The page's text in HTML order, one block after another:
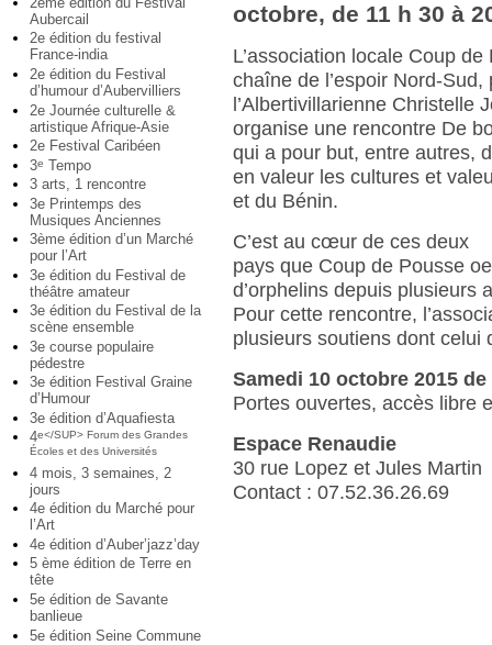
Aubercail
2e édition du festival
France-india
2e édition du Festival
d’humour d’Aubervilliers
2e Journée culturelle &
artistique Afrique-Asie
2e Festival Caribéen
3e Tempo
3 arts, 1 rencontre
3e Printemps des
Musiques Anciennes
3ème édition d’un Marché
pour l’Art
3e édition du Festival de
théâtre amateur
3e édition du Festival de la
scène ensemble
3e course populaire
pédestre
3e édition Festival Graine
d’Humour
3e édition d’Aquafiesta
4e</SUP> Forum des Grandes
Écoles et des Universités
4 mois, 3 semaines, 2
jours
4e édition du Marché pour
l’Art
4e édition d’Auber’jazz’day
5 ème édition de Terre en
tête
5e édition de Savante
banlieue
5e édition Seine Commune
octobre, de 11 h 30 à
L’association locale Coup de
chaîne de l’espoir Nord-Sud,
l’Albertivillarienne Christelle
organise une rencontre De
qui a pour but, entre autres,
en valeur les cultures et
et du Bénin.
C’est au cœur de ces deux
pays que Coup de Pousse
d’orphelins depuis plusieurs
Pour cette rencontre,
plusieurs soutiens dont celui
Samedi 10 octobre 2015 de
Portes ouvertes, accès libre
Espace Renaudie
30 rue Lopez et Jules Martin
Contact : 07.52.36.26.69